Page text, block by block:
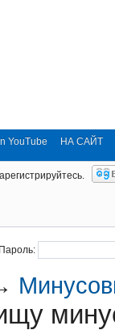
НА САЙТ
Пароль: